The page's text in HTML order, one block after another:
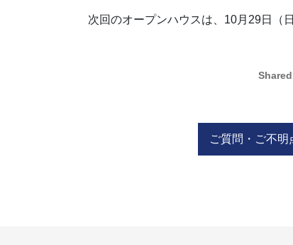
次回のオープンハウスは、10月29日（
ご質問・ご不